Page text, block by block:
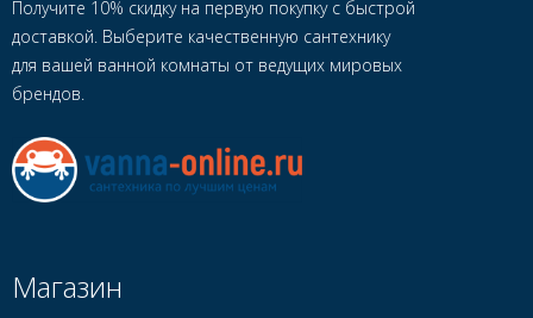
Получите 10% скидку на первую покупку с быстрой
доставкой. Выберите качественную сантехнику
для вашей ванной комнаты от ведущих мировых
брендов.
Магазин